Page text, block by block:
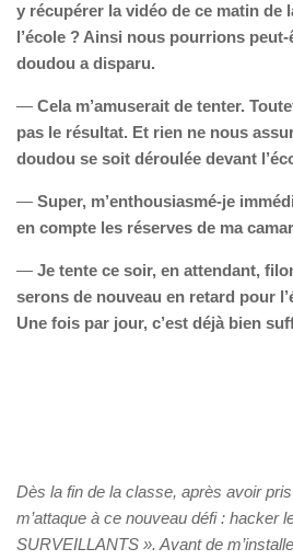
y récupérer la vidéo de ce matin de
l’école ? Ainsi nous pourrions
doudou a disparu.
— Cela m’amuserait de tenter.
pas le résultat. Et rien ne nous
doudou se soit déroulée devant
— Super, m’enthousiasmé-je
en compte les réserves de ma
— Je tente ce soir, en attendant,
serons de nouveau en retard pour
Une fois par jour, c’est déjà bien
Dès la fin de la classe, après avoir
m’attaque à ce nouveau défi : hacker
SURVEILLANTS ». Avant de